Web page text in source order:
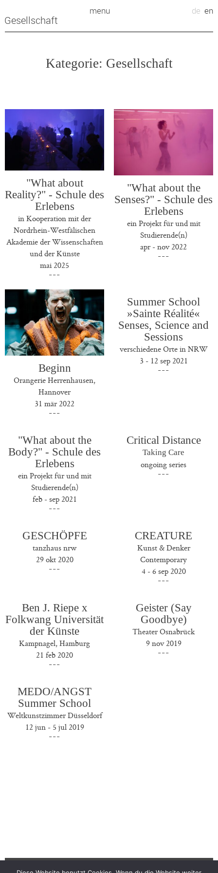
Inhalt
Gesellschaft
de en
menu
Kategorie: Gesellschaft
"What about
Reality?" - Schule des
Erlebens
in Kooperation mit der
Nordrhein-Westfälischen
Akademie der Wissenschaften
und der Künste
mai 2025
"What about the
Senses?" - Schule des
Erlebens
ein Projekt für und mit
Studierende(n)
apr - nov 2022
Beginn
Orangerie Herrenhausen,
Hannover
31 mär 2022
Summer School
»Sainte Réalité«
Senses, Science and
Sessions
verschiedene Orte in NRW
3 - 12 sep 2021
"What about the
Body?" - Schule des
Erlebens
ein Projekt für und mit
Studierende(n)
feb - sep 2021
Critical Distance
Taking Care
ongoing series
GESCHÖPFE
tanzhaus nrw
29 okt 2020
CREATURE
Kunst & Denker
Contemporary
4 - 6 sep 2020
Ben J. Riepe x
Folkwang Universität
der Künste
Kampnagel, Hamburg
21 feb 2020
Geister (Say
Goodbye)
Theater Osnabrück
9 nov 2019
MEDO/ANGST
Summer School
Weltkunstzimmer Düsseldorf
12 jun - 5 jul 2019